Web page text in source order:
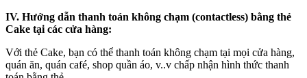
IV. Hướng dẫn thanh toán không chạm (contactless) bằng thẻ
Cake tại các cửa hàng:
Với thẻ Cake, bạn có thể thanh toán không chạm tại mọi cửa hàng,
quán ăn, quán café, shop quần áo, v..v chấp nhận hình thức thanh